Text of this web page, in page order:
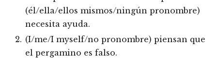
(él/ella/ellos mismos/ningún pronombre)
necesita ayuda.
(I/me/I myself/no pronombre) piensan que
el pergamino es falso.